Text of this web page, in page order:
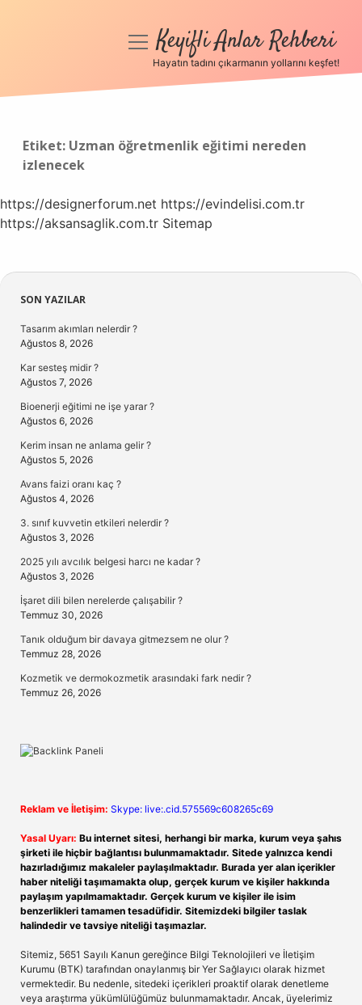
Anasayfa
Yasal Uyarı
Hakkımızda
menüyüKeyifli Anlar Rehberi
Hayatın tadını çıkarmanın yollarını keşfet!
Etiket: Uzman öğretmenlik eğitimi nereden
izlenecek
https://designerforum.net https://evindelisi.com.tr
https://aksansaglik.com.tr Sitemap
Sidebar
SON YAZILAR
Tasarım akımları nelerdir ?
Ağustos 8, 2026
Kar sesteş midir ?
Ağustos 7, 2026
Bioenerji eğitimi ne işe yarar ?
Ağustos 6, 2026
Kerim insan ne anlama gelir ?
Ağustos 5, 2026
Avans faizi oranı kaç ?
Ağustos 4, 2026
3. sınıf kuvvetin etkileri nelerdir ?
Ağustos 3, 2026
2025 yılı avcılık belgesi harcı ne kadar ?
Ağustos 3, 2026
İşaret dili bilen nerelerde çalışabilir ?
Temmuz 30, 2026
Tanık olduğum bir davaya gitmezsem ne olur ?
Temmuz 28, 2026
Kozmetik ve dermokozmetik arasındaki fark nedir ?
Temmuz 26, 2026
Reklam ve İletişim: Skype: live:.cid.575569c608265c69
Yasal Uyarı: Bu internet sitesi, herhangi bir marka, kurum veya şahıs
şirketi ile hiçbir bağlantısı bulunmamaktadır. Sitede yalnızca kendi
hazırladığımız makaleler paylaşılmaktadır. Burada yer alan içerikler
haber niteliği taşımamakta olup, gerçek kurum ve kişiler hakkında
paylaşım yapılmamaktadır. Gerçek kurum ve kişiler ile isim
benzerlikleri tamamen tesadüfidir. Sitemizdeki bilgiler taslak
halindedir ve tavsiye niteliği taşımazlar.
Sitemiz, 5651 Sayılı Kanun gereğince Bilgi Teknolojileri ve İletişim
Kurumu (BTK) tarafından onaylanmış bir Yer Sağlayıcı olarak hizmet
vermektedir. Bu nedenle, sitedeki içerikleri proaktif olarak denetleme
veya araştırma yükümlülüğümüz bulunmamaktadır. Ancak, üyelerimiz